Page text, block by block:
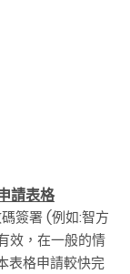
請表格
簽署 (例如:智方
效，在一般的情
表格申請較快完